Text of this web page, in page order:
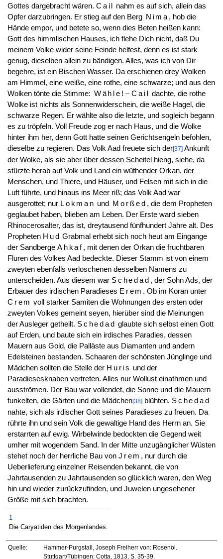
Gottes dargebracht wären. Cail
nahm es auf sich, allein das
Opfer darzubringen. Er stieg auf den BergNima, hob die
Hände empor, und betete so, wenn dies Beten heißen kann:
Gott des himmlischen Hauses, ich flehe Dich nicht, daß Du
meinem Volke wider seine Feinde helfest, denn es ist stark
genug, dieselben allein zu bändigen. Alles, was ich von Dir
begehre, ist ein Bischen Wasser. Da erschienen drey Wolken
am Himmel, eine weiße, eine rothe, eine schwarze; und aus den
Wolken tönte die Stimme: Wähle ! –Cail
dachte, die rothe
Wolke ist nichts als Sonnenwiderschein, die weiße Hagel, die
schwarze Regen. Er wählte also die letzte, und sogleich begann
es zu tröpfeln. Voll Freude zog er nach Haus, und die Wolke
hinter ihm her, denn Gott hatte seinen Gerichtsengeln befohlen,
dieselbe zu regieren. Das Volk Aad freuete sich der[37]Ankunft
der Wolke, als sie aber über dessen Scheitel hieng, siehe, da
stürzte herab auf Volk und Land ein wüthender Orkan, der
Menschen, und Thiere, und Häuser, und Felsen mit sich in die
Luft führte, und hinaus ins Meer riß; das Volk Aad war
ausgerottet; nur Lokman und Morßed , die dem Propheten
geglaubet haben, blieben am Leben. Der Erste ward sieben
Rhinocerosalter, das ist, dreytausend fünfhundert Jahre alt. Des
Propheten Hud Grabmal erhebt sich noch heut am Eingange
der Sandberge Ahkaf, mit denen der Orkan die fruchtbaren
Fluren des Volkes Aad bedeckte. Dieser Stamm ist von einem
zweyten ebenfalls verloschenen desselben Namens zu
unterscheiden. Aus diesem war Schedad , der Sohn Ads, der
Erbauer des irdischen Paradieses Erem . Ob im Koran unter
Crem voll starker Samiten die Wohnungen des ersten oder
zweyten Volkes gemeint seyen, hierüber sind die Meinungen
der Ausleger getheilt. Schedad glaubte sich selbst einen Gott
auf Erden, und baute sich ein irdisches Paradies, dessen
Mauern aus Gold, die Palläste aus Diamanten und andern
Edelsteinen bestanden. Schaaren der schönsten Jünglinge und
Mädchen sollten die Stelle der Huris und der
Paradiesesknaben vertreten. Alles nur Wollust einathmen und
ausströmen. Der Bau war vollendet, die Sonne und die Mauern
funkelten, die Gärten und die Mädchen[38]blühten. Schedad
nahte, sich als irdischer Gott seines Paradieses zu freuen. Da
rührte ihn und sein Volk die gewaltige Hand des Herrn an. Sie
erstarrten auf ewig. Wirbelwinde bedockten die Gegend weit
umher mit wogendem Sand. In der Mitte unzugänglicher Wüsten
stehet noch der herrliche Bau von Jrem , nur durch die
Ueberlieferung einzelner Reisenden bekannt, die von
Jahrtausenden zu Jahrtausenden so glücklich waren, den Weg
hin und wieder zurückzufinden, und Juwelen ungesehener
Größe mit sich brachten.
1
Die Caryatiden des Morgenlandes.
Quelle:
Hammer-Purgstall, Joseph Freiherr von: Rosenöl.
Stuttgart/Tübingen: Cotta, 1813, S. 35-39.